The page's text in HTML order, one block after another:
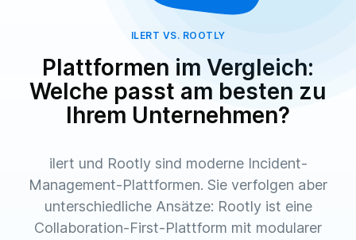
ILERT VS. ROOTLY
Plattformen im Vergleich:
Welche passt am besten zu
Ihrem Unternehmen?
ilert und Rootly sind moderne Incident-
Management-Plattformen. Sie verfolgen aber
unterschiedliche Ansätze: Rootly ist eine
Collaboration-First-Plattform mit modularer